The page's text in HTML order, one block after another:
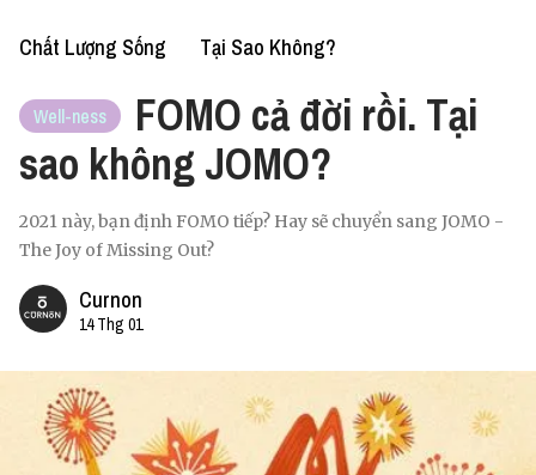
Chất Lượng Sống Tại Sao Không?
Well-ness
FOMO cả đời rồi. Tại
sao không JOMO?
2021 này, bạn định FOMO tiếp? Hay sẽ chuyển sang JOMO -
The Joy of Missing Out?
Curnon
14 Thg 01